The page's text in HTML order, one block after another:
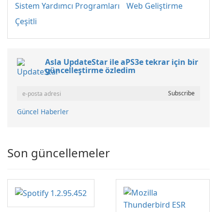
Sistem Yardımcı Programları
Web Geliştirme
Çeşitli
Asla UpdateStar ile aPS3e tekrar için bir
güncelleştirme özledim
Güncel Haberler
Son güncellemeler